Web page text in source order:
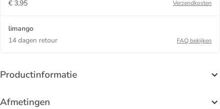
€ 3,95
Verzendkosten
limango
14 dagen retour
FAQ bekijken
Productinformatie
Afmetingen